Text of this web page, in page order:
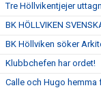
Tre Höllvikentjejer
BK HÖLLVIKEN
BK Höllviken söker
Klubbchefen har ordet!
Calle och Hugo hemma